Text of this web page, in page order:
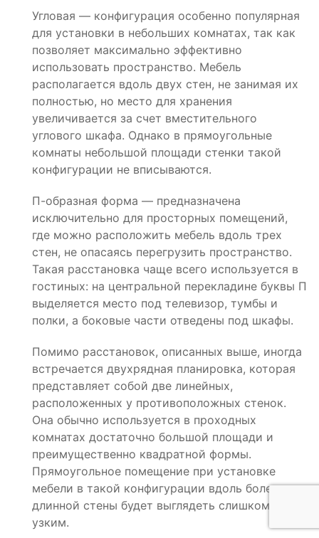
Угловая — конфигурация особенно популярная
для установки в небольших комнатах, так как
позволяет максимально эффективно
использовать пространство. Мебель
располагается вдоль двух стен, не занимая их
полностью, но место для хранения
увеличивается за счет вместительного
углового шкафа. Однако в прямоугольные
комнаты небольшой площади стенки такой
конфигурации не вписываются.
П-образная форма — предназначена
исключительно для просторных помещений,
где можно расположить мебель вдоль трех
стен, не опасаясь перегрузить пространство.
Такая расстановка чаще всего используется в
гостиных: на центральной перекладине буквы П
выделяется место под телевизор, тумбы и
полки, а боковые части отведены под шкафы.
Помимо расстановок, описанных выше, иногда
встречается двухрядная планировка, которая
представляет собой две линейных,
расположенных у противоположных стенок.
Она обычно используется в проходных
комнатах достаточно большой площади и
преимущественно квадратной формы.
Прямоугольное помещение при установке
мебели в такой конфигурации вдоль более
длинной стены будет выглядеть слишком
узким.